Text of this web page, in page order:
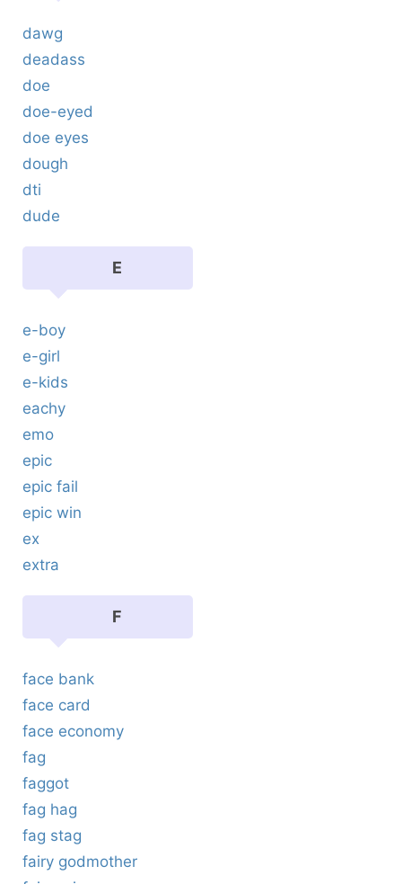
dawg
deadass
doe
doe-eyed
doe eyes
dough
dti
dude
E
e-boy
e-girl
e-kids
eachy
emo
epic
epic fail
epic win
ex
extra
F
face bank
face card
face economy
fag
faggot
fag hag
fag stag
fairy godmother